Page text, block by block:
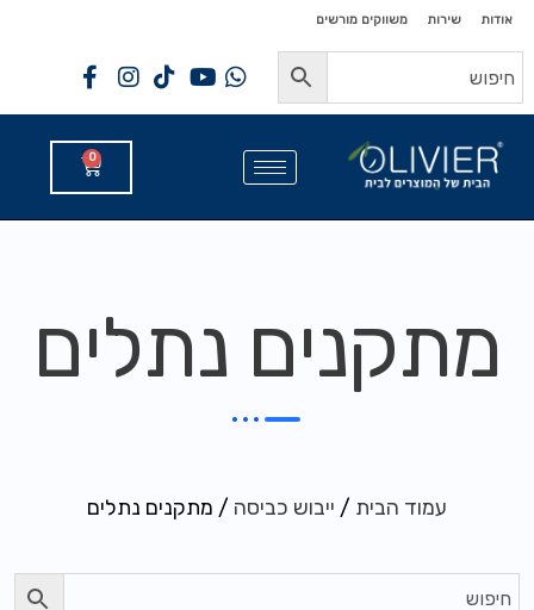
לתוכן
לתוכן
אודות שירות משווקים מורשים
0
מתקנים נתלים
עמוד הבית / ייבוש כביסה / מתקנים נתלים